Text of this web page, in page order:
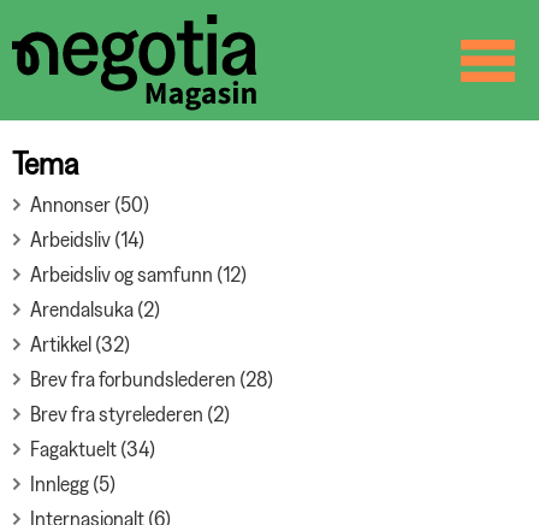
☰
Tema
Annonser (50)
Arbeidsliv (14)
Arbeidsliv og samfunn (12)
Arendalsuka (2)
Artikkel (32)
Brev fra forbundslederen (28)
Brev fra styrelederen (2)
Fagaktuelt (34)
Innlegg (5)
Internasjonalt (6)